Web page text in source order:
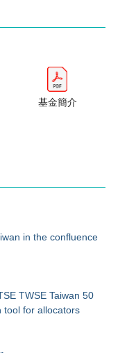
基金簡介
in the confluence
TWSE Taiwan 50
tool for allocators